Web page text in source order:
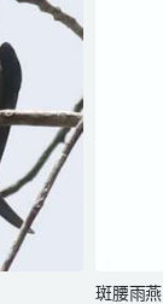
斑腰雨燕